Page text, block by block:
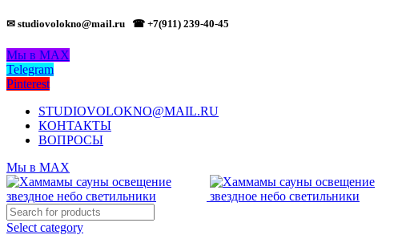
✉ studiovolokno@mail.ru ☎ +7(911) 239-40-45
Мы в MAX
Telegram
Pinterest
STUDIOVOLOKNO@MAIL.RU
КОНТАКТЫ
ВОПРОСЫ
Мы в MAX
Select category